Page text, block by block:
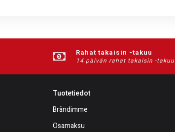
Rahat takaisin -takuu
14 päivän rahat takaisin -takuu
Tuotetiedot
Brändimme
Osamaksu